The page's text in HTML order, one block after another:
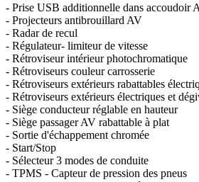
- Prise USB additionnelle dans accoudoir
- Projecteurs antibrouillard AV
- Radar de recul
- Régulateur- limiteur de vitesse
- Rétroviseur intérieur photochromatique
- Rétroviseurs couleur carrosserie
- Rétroviseurs extérieurs rabattables
- Rétroviseurs extérieurs électriques et
- Siège conducteur réglable en hauteur
- Siège passager AV rabattable à plat
- Sortie d'échappement chromée
- Start/Stop
- Sélecteur 3 modes de conduite
- TPMS - Capteur de pression des pneus